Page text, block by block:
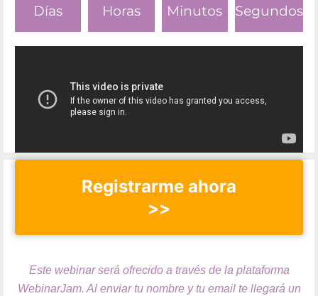
Días Horas Minutos Segundos
Registrarme ahora
>>
Este webinar será ofrecido a través de la plataforma
WebinarJam. Al enviar tu nombre y tu email te llegará un